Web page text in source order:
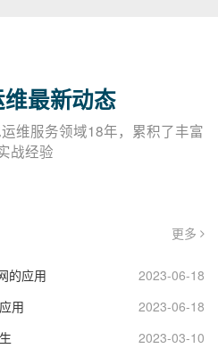
最新动态
维服务领域18年，累积了丰富
战经验
更多
2023-06-18
的应用
2023-06-18
用
2023-03-10